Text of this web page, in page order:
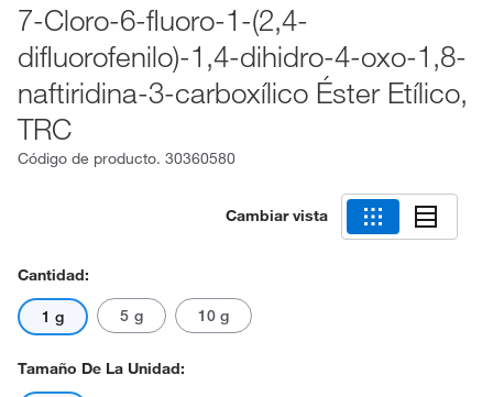
7-Cloro-6-fluoro-1-(2,4-
difluorofenilo)-1,4-dihidro-4-oxo-1,8-
naftiridina-3-carboxílico Éster Etílico,
TRC
Código de producto. 30360580
Cambiar vista
Cantidad:
1 g 5 g 10 g
Tamaño De La Unidad: